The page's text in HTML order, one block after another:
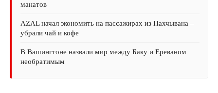
манатов
AZAL начал экономить на пассажирах из Нахчывана –
убрали чай и кофе
В Вашингтоне назвали мир между Баку и Ереваном
необратимым